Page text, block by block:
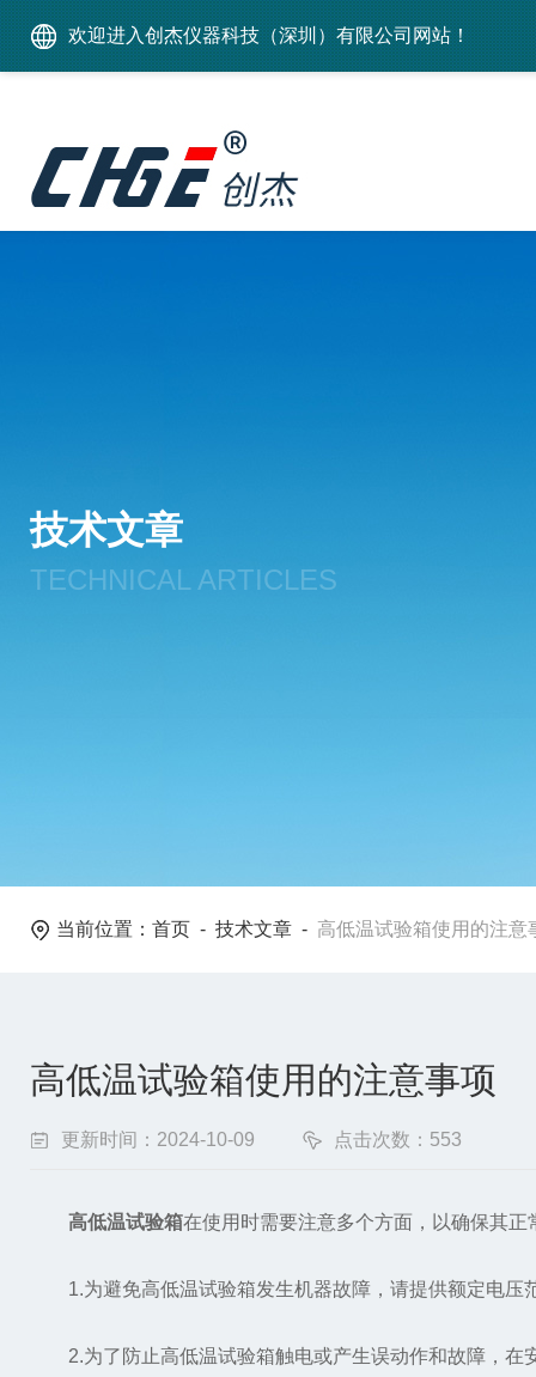
欢迎进入创杰仪器科技（深圳）有限公司网站！
技术文章
TECHNICAL ARTICLES
当前位置： 首页 - 技术文章 - 高低温试验箱使用的注意
高低温试验箱使用的注意事项
更新时间：2024-10-09 点击次数：553
高低温试验箱在使用时需要注意多个方面，以确保其
1.为避免高低温试验箱发生机器故障，请提供额定电压
2.为了防止高低温试验箱触电或产生误动作和故障，在